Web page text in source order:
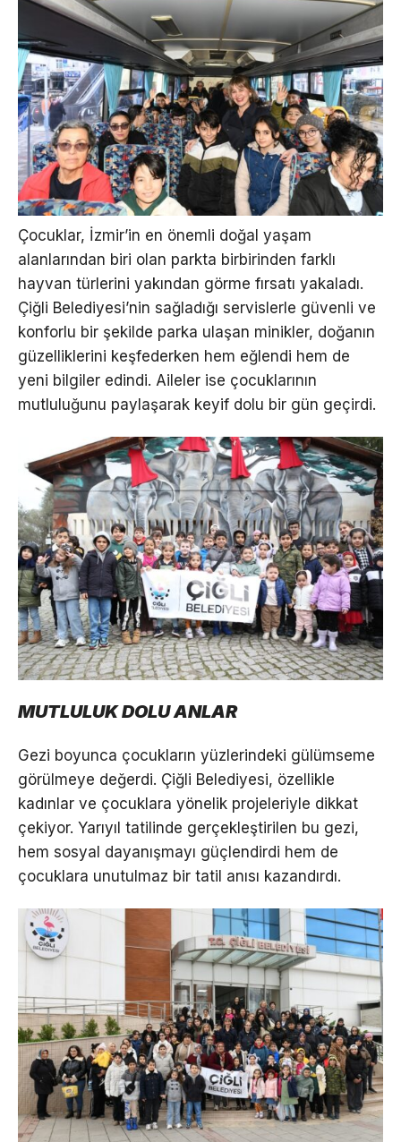
Çocuklar, İzmir’in en önemli doğal yaşam
alanlarından biri olan parkta birbirinden farklı
hayvan türlerini yakından görme fırsatı yakaladı.
Çiğli Belediyesi’nin sağladığı servislerle güvenli ve
konforlu bir şekilde parka ulaşan minikler, doğanın
güzelliklerini keşfederken hem eğlendi hem de
yeni bilgiler edindi. Aileler ise çocuklarının
mutluluğunu paylaşarak keyif dolu bir gün geçirdi.
MUTLULUK DOLU ANLAR
Gezi boyunca çocukların yüzlerindeki gülümseme
görülmeye değerdi. Çiğli Belediyesi, özellikle
kadınlar ve çocuklara yönelik projeleriyle dikkat
çekiyor. Yarıyıl tatilinde gerçekleştirilen bu gezi,
hem sosyal dayanışmayı güçlendirdi hem de
çocuklara unutulmaz bir tatil anısı kazandırdı.